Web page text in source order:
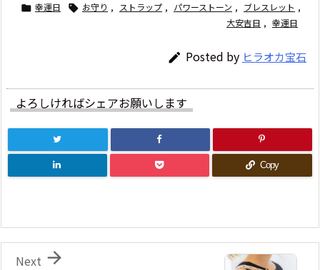
 幸運日  お守り , ストラップ , パワーストーン , ブレスレット ,
大安吉日 , 幸運日
 Posted by ヒラオカ宝石
よろしければシェアお願いします
Copy

Next